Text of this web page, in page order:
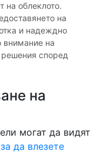
на облеклото.
на
и надеждно
внимание на
решения според
на
могат да видят
да влезете